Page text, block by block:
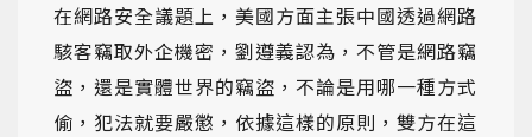
在網路安全議題上，美國方面主張中國透過網路
駭客竊取外企機密，劉遵義認為，不管是網路竊
盜，還是實體世界的竊盜，不論是用哪一種方式
偷，犯法就要嚴懲，依據這樣的原則，雙方在這